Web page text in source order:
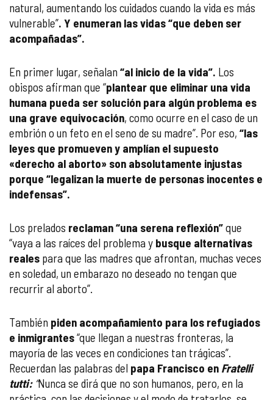
natural, aumentando los cuidados cuando la vida es más
vulnerable”. Y enumeran las vidas “que deben ser
acompañadas”.
En primer lugar, señalan “al inicio de la vida”. Los
obispos afirman que “plantear que eliminar una vida
humana pueda ser solución para algún problema es
una grave equivocación, como ocurre en el caso de un
embrión o un feto en el seno de su madre”. Por eso, “las
leyes que promueven y amplían el supuesto
«derecho al aborto» son absolutamente injustas
porque “legalizan la muerte de personas inocentes e
indefensas”.
Los prelados reclaman “una serena reflexión”que
“vaya a las raíces del problema y busque alternativas
reales para que las madres que afrontan, muchas veces
en soledad, un embarazo no deseado no tengan que
recurrir al aborto”.
También piden acompañamiento para los refugiados
e inmigrantes“que llegan a nuestras fronteras, la
mayoría de las veces en condiciones tan trágicas”.
Recuerdan las palabras del papa Francisco en Fratelli
tutti:“Nunca se dirá que no son humanos, pero, en la